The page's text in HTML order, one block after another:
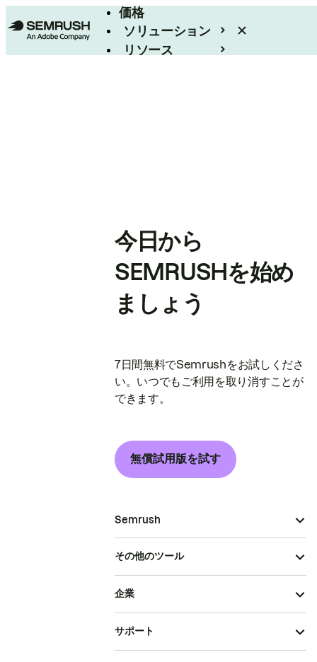
価格
ソリューション
リソース
今日から
SEMRUSHを始め
ましょう
7日間無料でSemrushをお試しくださ
い。いつでもご利用を取り消すことが
できます。
無償試用版を試す
Semrush
その他のツール
企業
サポート